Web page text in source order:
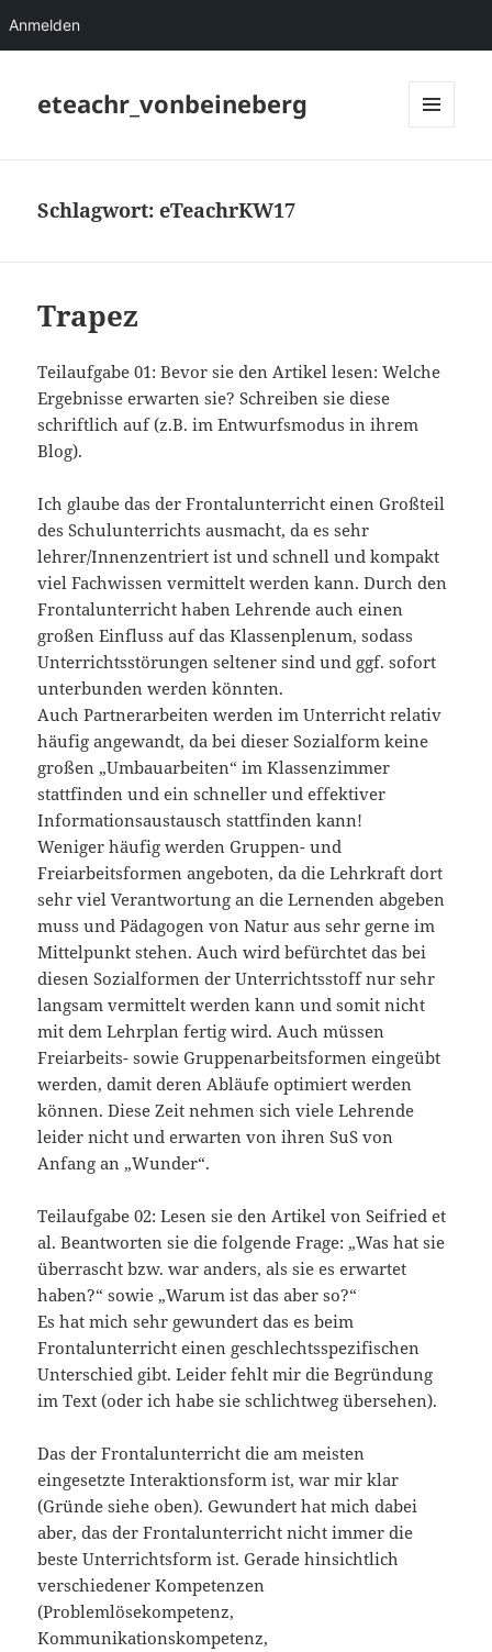
Anmelden
eteachr_vonbeineberg
Schlagwort:eTeachrKW17
Trapez
Teilaufgabe 01: Bevor sie den Artikel lesen: Welche
Ergebnisse erwarten sie? Schreiben sie diese
schriftlich auf (z.B. im Entwurfsmodus in ihrem
Blog).
Ich glaube das der Frontalunterricht einen Großteil
des Schulunterrichts ausmacht, da es sehr
lehrer/Innenzentriert ist und schnell und kompakt
viel Fachwissen vermittelt werden kann. Durch den
Frontalunterricht haben Lehrende auch einen
großen Einfluss auf das Klassenplenum, sodass
Unterrichtsstörungen seltener sind und ggf. sofort
unterbunden werden könnten.
Auch Partnerarbeiten werden im Unterricht relativ
häufig angewandt, da bei dieser Sozialform keine
großen „Umbauarbeiten“ im Klassenzimmer
stattfinden und ein schneller und effektiver
Informationsaustausch stattfinden kann!
Weniger häufig werden Gruppen- und
Freiarbeitsformen angeboten, da die Lehrkraft dort
sehr viel Verantwortung an die Lernenden abgeben
muss und Pädagogen von Natur aus sehr gerne im
Mittelpunkt stehen. Auch wird befürchtet das bei
diesen Sozialformen der Unterrichtsstoff nur sehr
langsam vermittelt werden kann und somit nicht
mit dem Lehrplan fertig wird. Auch müssen
Freiarbeits- sowie Gruppenarbeitsformen eingeübt
werden, damit deren Abläufe optimiert werden
können. Diese Zeit nehmen sich viele Lehrende
leider nicht und erwarten von ihren SuS von
Anfang an „Wunder“.
Teilaufgabe 02: Lesen sie den Artikel von Seifried et
al. Beantworten sie die folgende Frage: „Was hat sie
überrascht bzw. war anders, als sie es erwartet
haben?“ sowie „Warum ist das aber so?“
Es hat mich sehr gewundert das es beim
Frontalunterricht einen geschlechtsspezifischen
Unterschied gibt. Leider fehlt mir die Begründung
im Text (oder ich habe sie schlichtweg übersehen).
Das der Frontalunterricht die am meisten
eingesetzte Interaktionsform ist, war mir klar
(Gründe siehe oben). Gewundert hat mich dabei
aber, das der Frontalunterricht nicht immer die
beste Unterrichtsform ist. Gerade hinsichtlich
verschiedener Kompetenzen
(Problemlösekompetenz,
Kommunikationskompetenz,